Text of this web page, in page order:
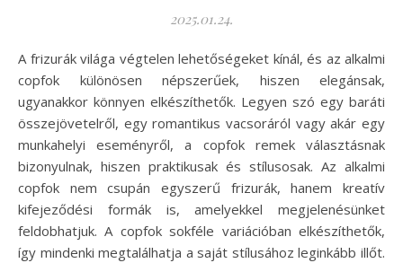
2025.01.24.
A frizurák világa végtelen lehetőségeket kínál, és az alkalmi
copfok különösen népszerűek, hiszen elegánsak,
ugyanakkor könnyen elkészíthetők. Legyen szó egy baráti
összejövetelről, egy romantikus vacsoráról vagy akár egy
munkahelyi eseményről, a copfok remek választásnak
bizonyulnak, hiszen praktikusak és stílusosak. Az alkalmi
copfok nem csupán egyszerű frizurák, hanem kreatív
kifejeződési formák is, amelyekkel megjelenésünket
feldobhatjuk. A copfok sokféle variációban elkészíthetők,
így mindenki megtalálhatja a saját stílusához leginkább illőt.